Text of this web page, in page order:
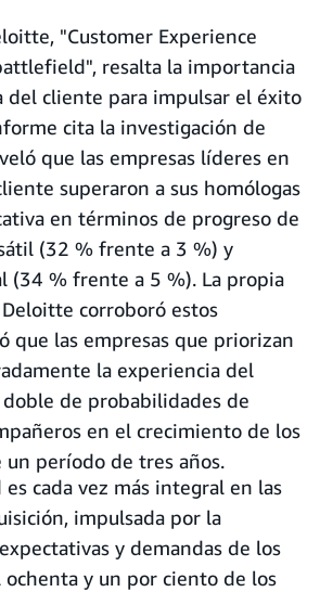
"Customer Experience
resalta la importancia
del cliente para impulsar el éxito
cita la investigación de
que las empresas líderes en
superaron a sus homólogas
en términos de progreso de
(32 % frente a 3 %) y
(34 % frente a 5 %). La propia
corroboró estos
que las empresas que priorizan
la experiencia del
de probabilidades de
en el crecimiento de los
un período de tres años.
cada vez más integral en las
impulsada por la
y demandas de los
ochenta y un por ciento de los